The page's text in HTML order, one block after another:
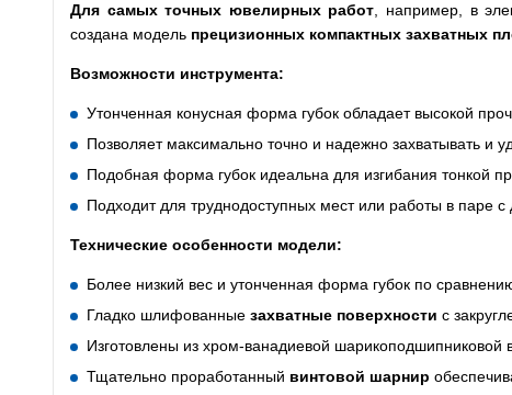
Для самых точных ювелирных работ , например, в
создана модель прецизионных компактных захватных
Возможности инструмента:
Утонченная конусная форма губок обладает высокой
Позволяет максимально точно и надежно захватывать
Подобная форма губок идеальна для изгибания тонкой
Подходит для труднодоступных мест или работы в паре с
Технические особенности модели:
Более низкий вес и утонченная форма губок по
Гладко шлифованные захватные поверхности с
Изготовлены из хром-ванадиевой шарикоподшипниковой
Тщательно проработанный винтовой шарнир